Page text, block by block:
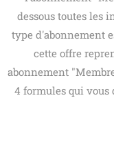
dessous toutes les
type d'abonnement
cette offre
abonnement
4 formules qui vous